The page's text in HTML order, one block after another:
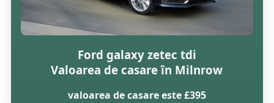
Ford galaxy zetec tdi
Valoarea de casare în Milnrow
valoarea de casare este £395